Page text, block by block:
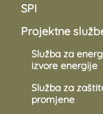
SPI
Projektne
Služba za
izvore energije
Služba za
promjene